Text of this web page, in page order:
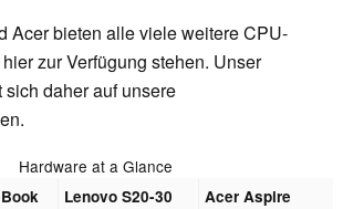
Acer bieten alle viele weitere CPU-
zur Verfügung stehen. Unser
daher auf unsere
Hardware at a Glance
Lenovo S20-30
Acer Aspire